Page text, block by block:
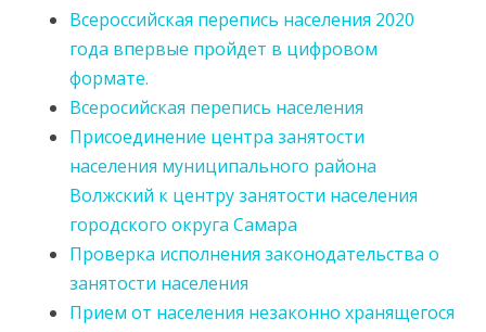
Всероссийская перепись населения 2020
года впервые пройдет в цифровом
формате.
Всеросийская перепись населения
Присоединение центра занятости
населения муниципального района
Волжский к центру занятости населения
городского округа Самара
Проверка исполнения законодательства о
занятости населения
Прием от населения незаконно хранящегося